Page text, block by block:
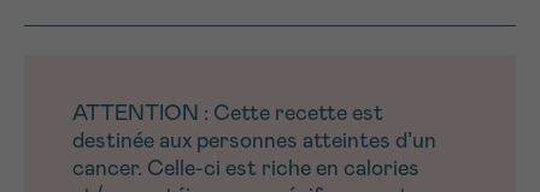
ATTENTION : Cette recette est
destinée aux personnes atteintes d’un
cancer. Celle-ci est riche en calories